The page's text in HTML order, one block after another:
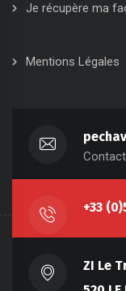
Je récupère ma
Mentions Légales
+33
ZI Le